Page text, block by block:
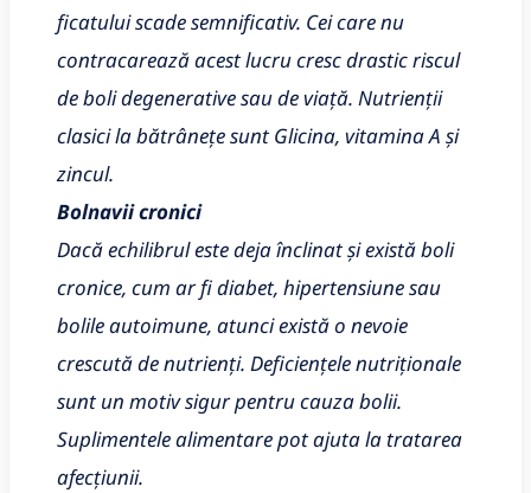
ficatului scade semnificativ. Cei care nu
contracarează acest lucru cresc drastic riscul
de boli degenerative sau de viață. Nutrienții
clasici la bătrânețe sunt Glicina, vitamina A și
zincul.
Bolnavii cronici
Dacă echilibrul este deja înclinat și există boli
cronice, cum ar fi diabet, hipertensiune sau
bolile autoimune, atunci există o nevoie
crescută de nutrienți. Deficiențele nutriționale
sunt un motiv sigur pentru cauza bolii.
Suplimentele alimentare pot ajuta la tratarea
afecțiunii.